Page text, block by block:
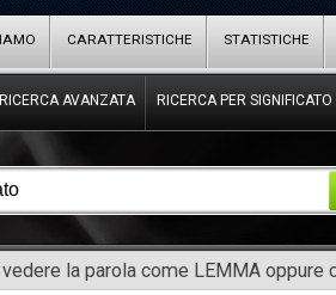
CARATTERISTICHE STATISTICHE
RICERCA AVANZATA RICERCA PER SIGNIFICATO
la parola come LEMMA oppure